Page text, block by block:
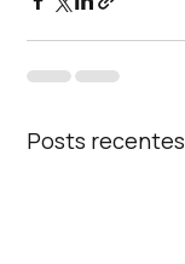
Posts recentes